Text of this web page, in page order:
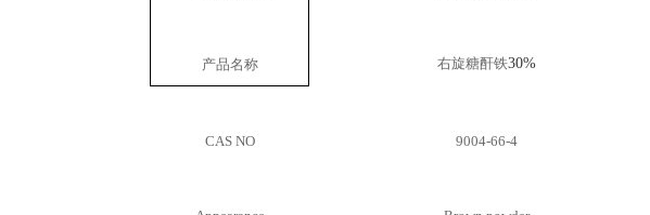
产品名称 右旋糖酐铁30%
CAS NO 9004-66-4